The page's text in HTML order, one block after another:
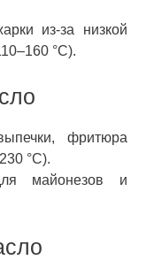
из-за низкой
°C).
фритюра
°C).
майонезов и